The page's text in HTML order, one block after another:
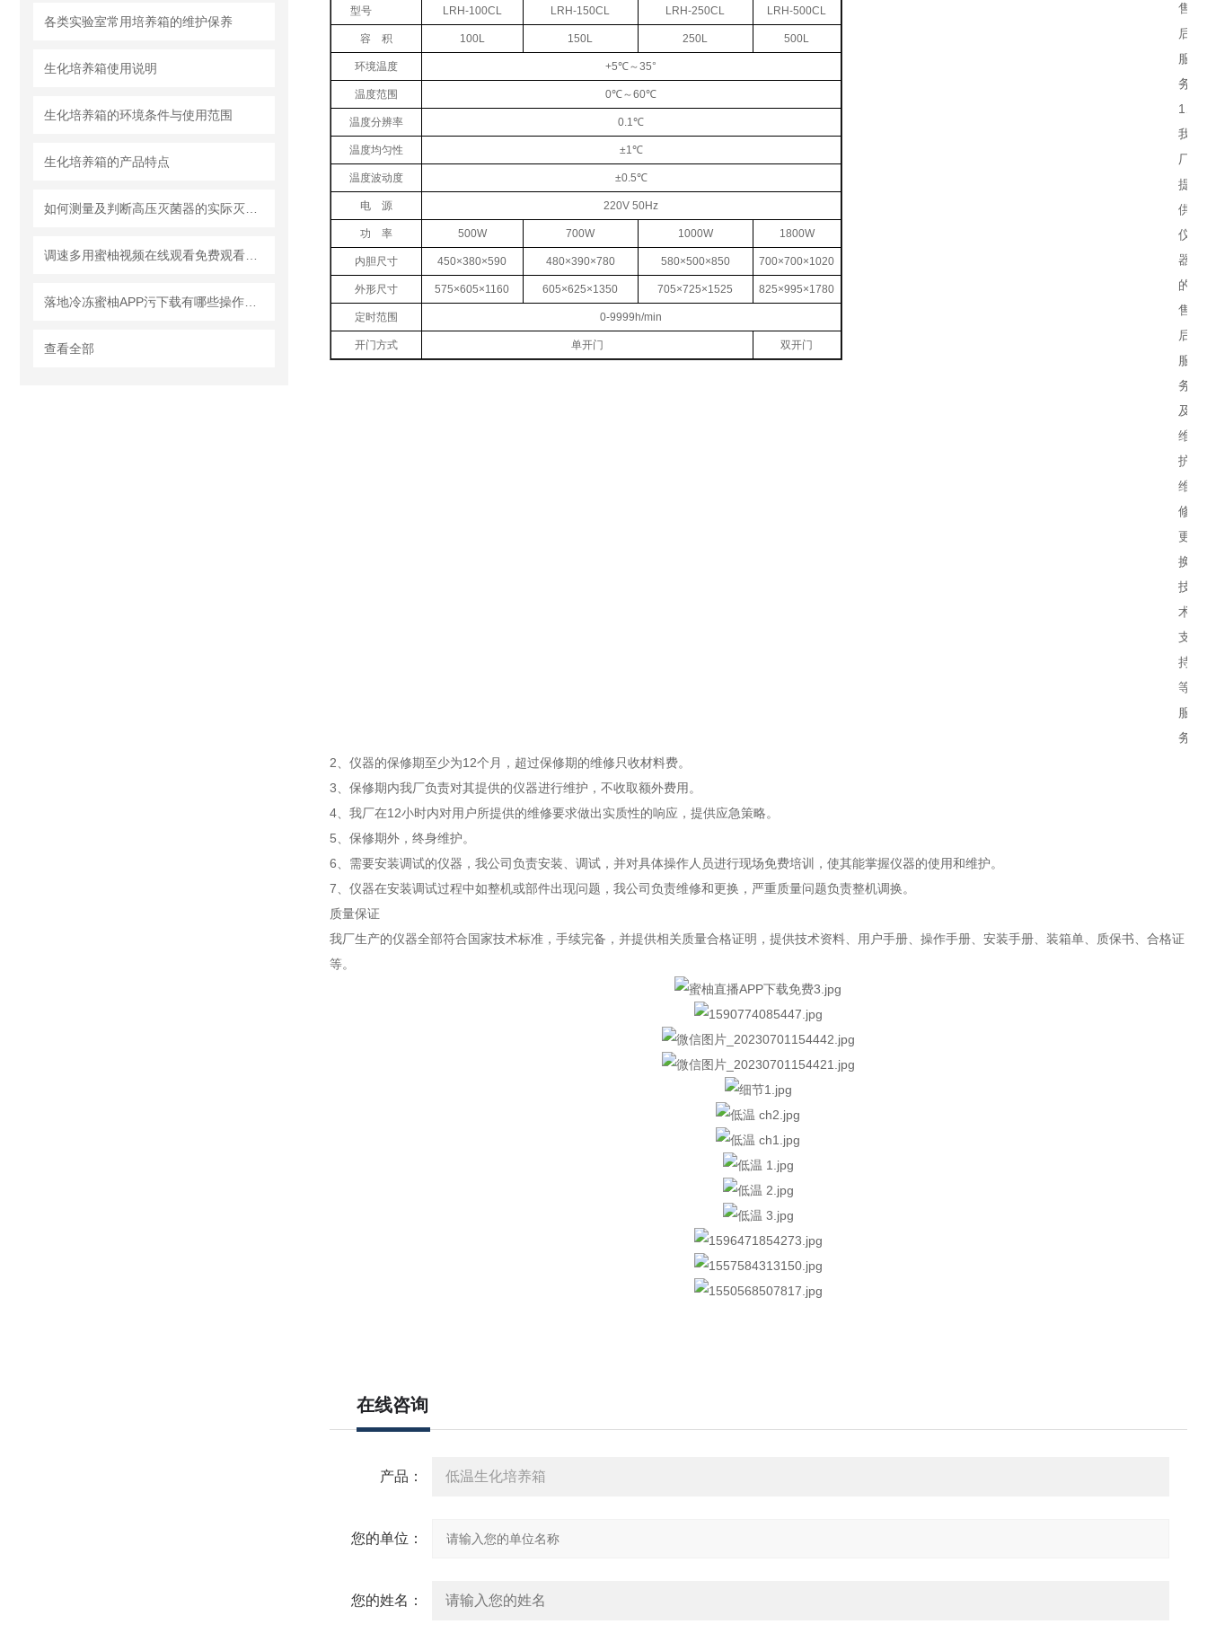
各类实验室常用培养箱的维护保养
生化培养箱使用说明
生化培养箱的环境条件与使用范围
生化培养箱的产品特点
查看全部
型号 LRH-100CL LRH-150CL LRH-250CL LRH-500CL
容 积 100L 150L 250L 500L
环境温度 +5℃～35°
温度范围 0℃～60℃
温度分辨率 0.1℃
温度均匀性 ±1℃
温度波动度 ±0.5℃
电 源 220V 50Hz
功 率 500W 700W 1000W 1800W
内胆尺寸 450×380×590 480×390×780 580×500×850 700×700×1020
外形尺寸 575×605×1160 605×625×1350 705×725×1525 825×995×1780
定时范围 0-9999h/min
开门方式 单开门 双开门
售
后
服
务：
1、
我
厂
提
供
仪
器
的
售
后
服
务
及
维
护、
维
修、
更
换、
技
术
支
持
等
服
务。
2、仪器的保修期至少为12个月，超过保修期的维修只收材料费。
3、保修期内我厂负责对其提供的仪器进行维护，不收取额外费用。
4、我厂在12小时内对用户所提供的维修要求做出实质性的响应，提供应急策略。
5、保修期外，终身维护。
6、需要安装调试的仪器，我公司负责安装、调试，并对具体操作人员进行现场免费培训，使其能掌握仪器的使用和维护。
7、仪器在安装调试过程中如整机或部件出现问题，我公司负责维修和更换，严重质量问题负责整机调换。
质量保证
我厂生产的仪器全部符合国家技术标准，手续完备，并提供相关质量合格证明，提供技术资料、用户手册、操作手册、安装手册、装箱单、质保书、合格证
等。
在线咨询
产品：
您的单位：
您的姓名：